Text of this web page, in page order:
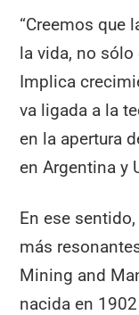
“Creemos que
la vida, no
Implica
va ligada a la
en la apertura
en Argentina y
En ese
más
Mining and
nacida en